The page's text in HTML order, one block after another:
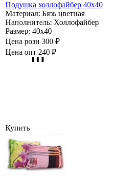
Подушка холлофайбер 40х40
Материал: Бязь цветная
Наполнитель: Холлофайбер
Размер: 40х40
Цена розн 300 ₽
Цена опт 240 ₽
Купить